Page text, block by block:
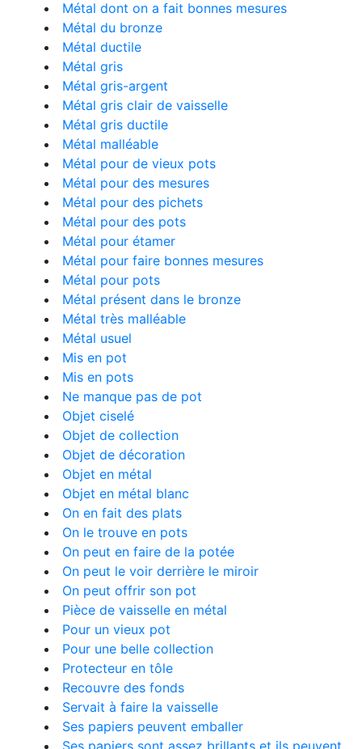
Métal dont on a fait bonnes mesures
Métal du bronze
Métal ductile
Métal gris
Métal gris-argent
Métal gris clair de vaisselle
Métal gris ductile
Métal malléable
Métal pour de vieux pots
Métal pour des mesures
Métal pour des pichets
Métal pour des pots
Métal pour étamer
Métal pour faire bonnes mesures
Métal pour pots
Métal présent dans le bronze
Métal très malléable
Métal usuel
Mis en pot
Mis en pots
Ne manque pas de pot
Objet ciselé
Objet de collection
Objet de décoration
Objet en métal
Objet en métal blanc
On en fait des plats
On le trouve en pots
On peut en faire de la potée
On peut le voir derrière le miroir
On peut offrir son pot
Pièce de vaisselle en métal
Pour un vieux pot
Pour une belle collection
Protecteur en tôle
Recouvre des fonds
Servait à faire la vaisselle
Ses papiers peuvent emballer
Ses papiers sont assez brillants et ils peuvent